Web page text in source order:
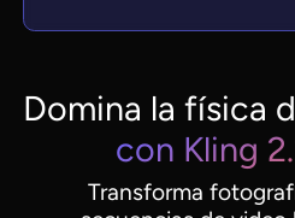
Domina la física
con Kling
Transforma